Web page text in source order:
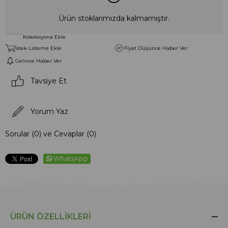
Ürün stoklarımızda kalmamıştır.
Koleksiyona Ekle
İstek Listeme Ekle
Fiyat Düşünce Haber Ver
Gelince Haber Ver
Tavsiye Et
Yorum Yaz
Sorular (0) ve Cevaplar (0)
WhatsApp
ÜRÜN ÖZELLIKLERI